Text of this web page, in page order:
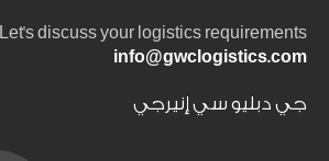
Let's discuss your logistics requirements.
info@gwclogistics.com
جي دبليو سي إنيرجي